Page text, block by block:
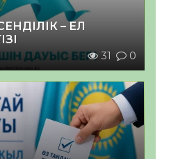
– ЕЛ
31 0